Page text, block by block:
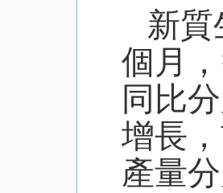
新
個月
同比
增長
產量